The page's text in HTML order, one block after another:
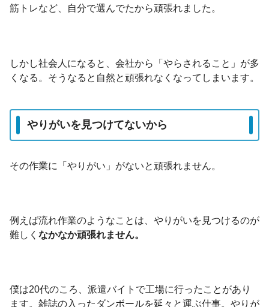
筋トレなど、自分で選んでたから頑張れました。
しかし社会人になると、会社から「やらされること」が多
くなる。そうなると自然と頑張れなくなってしまいます。
やりがいを見つけてないから
その作業に「やりがい」がないと頑張れません。
例えば流れ作業のようなことは、やりがいを見つけるのが
難しく なかなか頑張れません。
僕は20代のころ、派遣バイトで工場に行ったことがあり
ます。雑誌の入ったダンボールを延々と運ぶ仕事。やりが